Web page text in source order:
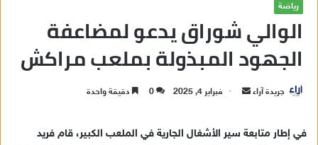
رياضة
الوالي شوراق يدعو لمضاعفة
الجهود المبذولة بملعب مراكش
جريدة آراء فبراير 4, 2025 0 دقيقة واحدة
في إطار متابعة سير الأشغال الجارية في الملعب الكبير، قام فريد